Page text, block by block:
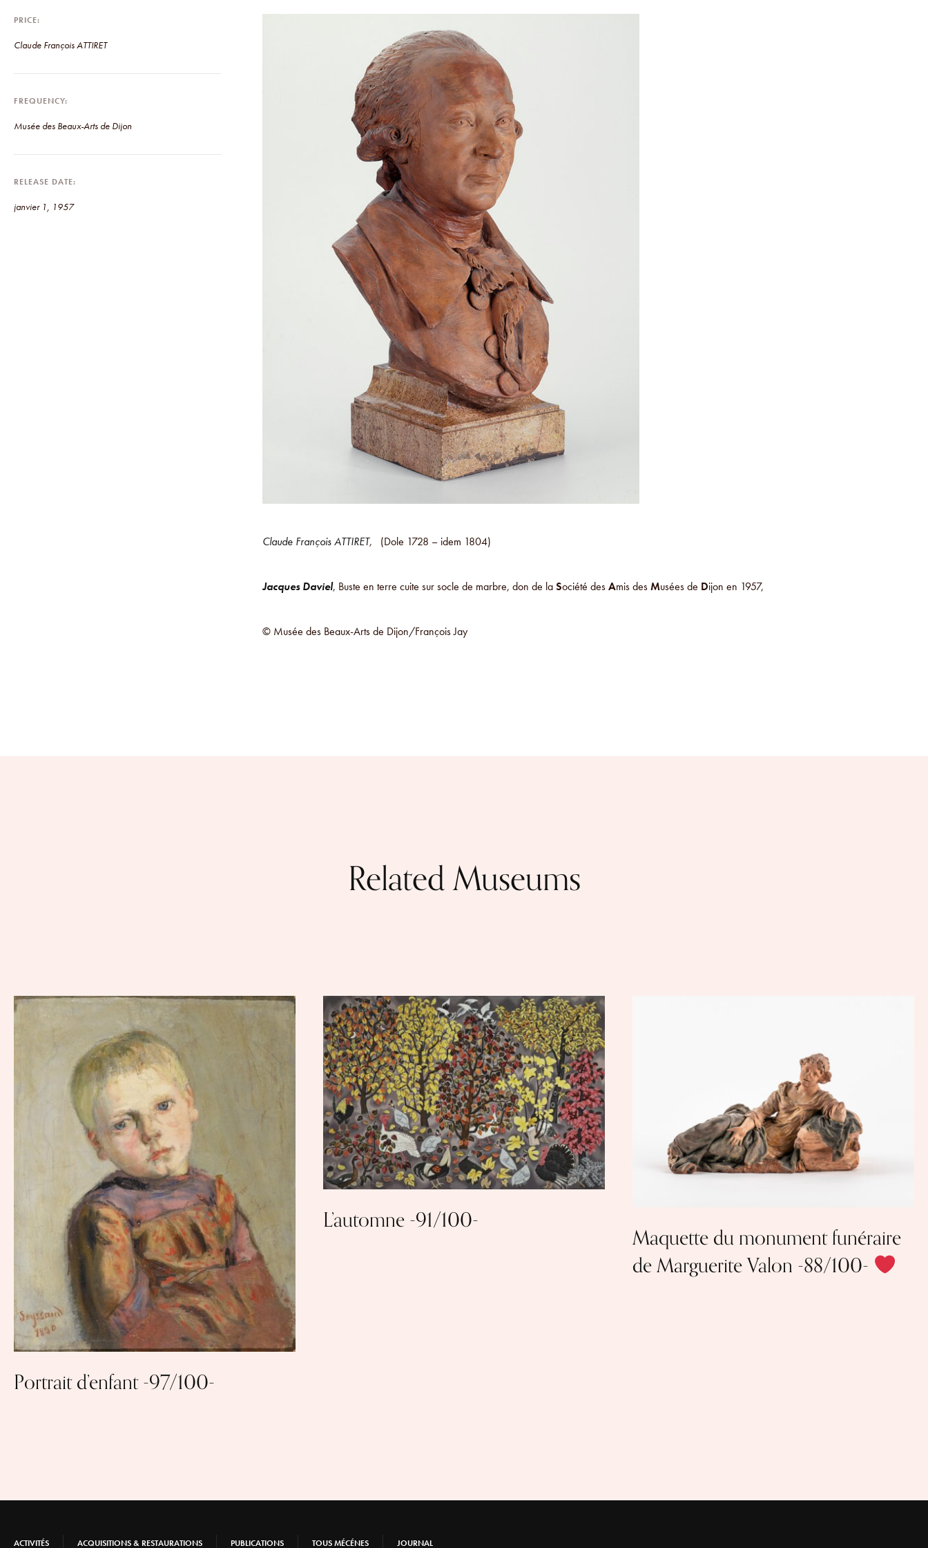
Claude François ATTIRET, (Dole 1728 – idem 1804)
Jacques Daviel, Buste en terre cuite sur socle de marbre, don de laSociété desAmis desMusées de Dijon en 1957,
© Musée des Beaux-Arts de Dijon/François Jay
PRICE
Claude François ATTIRET
FREQUENCY
Musée des Beaux-Arts de Dijon
RELEASE DATE
janvier 1, 1957
Related Museums
Portrait d’enfant -97/100-
L’automne -91/100-
Maquette du monument funéraire
de Marguerite Valon -88/100-
ACTIVITÉS ACQUISITIONS & RESTAURATIONS PUBLICATIONS TOUS MÉCÉNES JOURNAL